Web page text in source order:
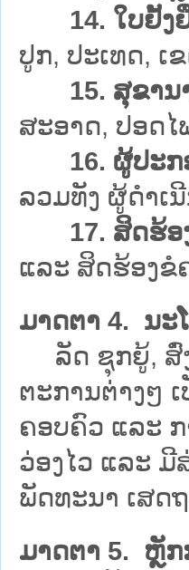
14. ໃບຢັ້ງຢື
ປູກ, ປະເທດ,
15. ສຸຂານ
ສະອາດ, ປອດ
16. ຜູ້ປະກ
ລວມທັງ ຜູ້ດຳເ
17. ສິດຮ້ອ
ແລະ ສິດຮ້ອງຂໍ
ມາດຕາ 4. ນະ
ລັດ ຊຸກຍູ້, ສົ່ງ
ຕະການຕ່າງໆ
ຄອບຄົວ ແລະ
ວ່ອງໄວ ແລະ
ພັດທະນາ ເສດ
ມາດຕາ 5. ຫຼັກ